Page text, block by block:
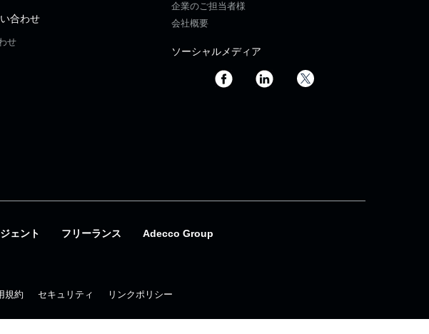
合わせ
せ
企業のご担当者様
会社概要
ソーシャルメディア
ェント フリーランス Adecco Group
規約 セキュリティ リンクポリシー